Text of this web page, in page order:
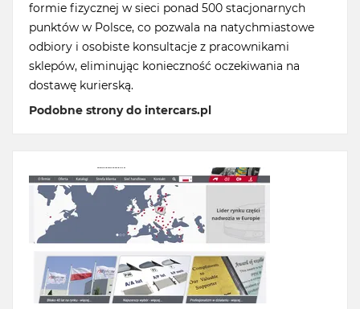
formie fizycznej w sieci ponad 500 stacjonarnych
punktów w Polsce, co pozwala na natychmiastowe
odbiory i osobiste konsultacje z pracownikami
sklepów, eliminując konieczność oczekiwania na
dostawę kurierską.
Podobne strony do intercars.pl